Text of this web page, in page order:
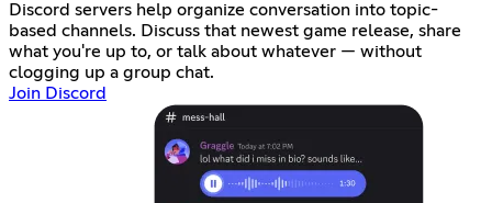
Discord servers help organize conversation into topic-
based channels. Discuss that newest game release, share
what you're up to, or talk about whatever — without
clogging up a group chat.
Join Discord